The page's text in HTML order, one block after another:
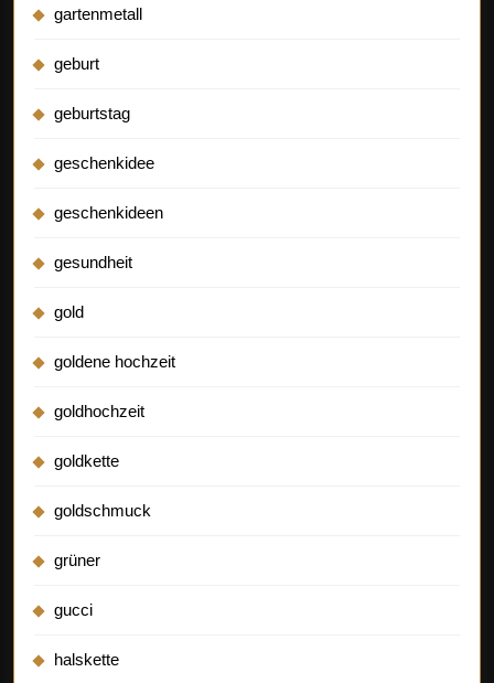
gartenmetall
geburt
geburtstag
geschenkidee
geschenkideen
gesundheit
gold
goldene hochzeit
goldhochzeit
goldkette
goldschmuck
grüner
gucci
halskette